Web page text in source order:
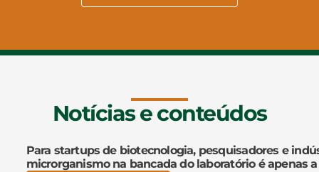
Notícias e conteúdos
Para startups de biotecnologia, pesquisadores e
microrganismo na bancada do laboratório é apenas